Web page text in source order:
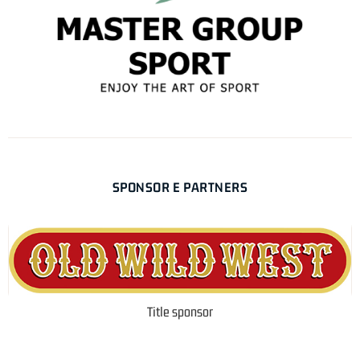
SPONSOR E PARTNERS
Title sponsor